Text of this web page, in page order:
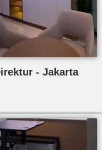
- Jakarta